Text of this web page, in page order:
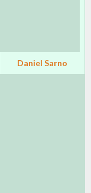
Daniel Sarno